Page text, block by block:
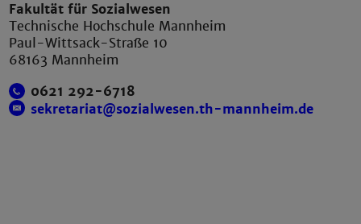
Fakultät für Sozialwesen
Technische Hochschule Mannheim
Paul-Wittsack-Straße 10
68163 Mannheim
0621 292-6718
sekretariat@sozialwesen.th-mannheim.de